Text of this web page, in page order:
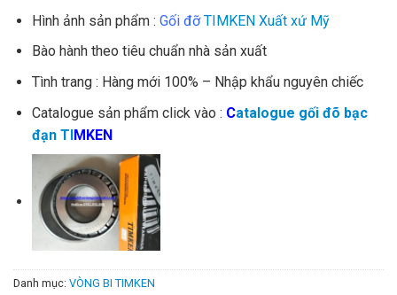
Hình ảnh sản phẩm : Gối đỡTIMKEN Xuất xứ Mỹ
Bào hành theo tiêu chuẩn nhà sản xuất
Tình trang : Hàng mới 100% – Nhập khẩu nguyên chiếc
Catalogue sản phẩm click vào : Catalogue gối đõ bạc
đạn TIMKEN
Danh mục: VÒNG BI TIMKEN